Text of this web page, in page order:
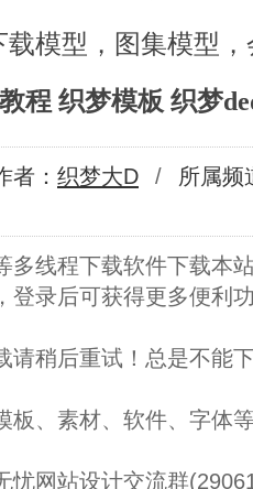
模型，图集模型
程 织梦模板 织梦
者： 织梦大D /
所属频
线程下载软件下载本
录后可获得更多便利
稍后重试！总是不能
、素材、软件、字体
网站设计交流群